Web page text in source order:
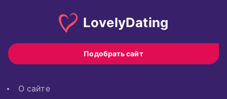
LovelyDating
Подобрать сайт
О сайте